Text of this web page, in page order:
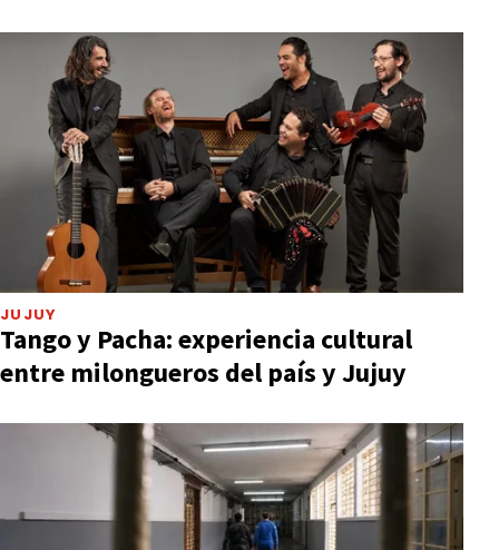
JUJUY
Tango y Pacha: experiencia cultural
entre milongueros del país y Jujuy